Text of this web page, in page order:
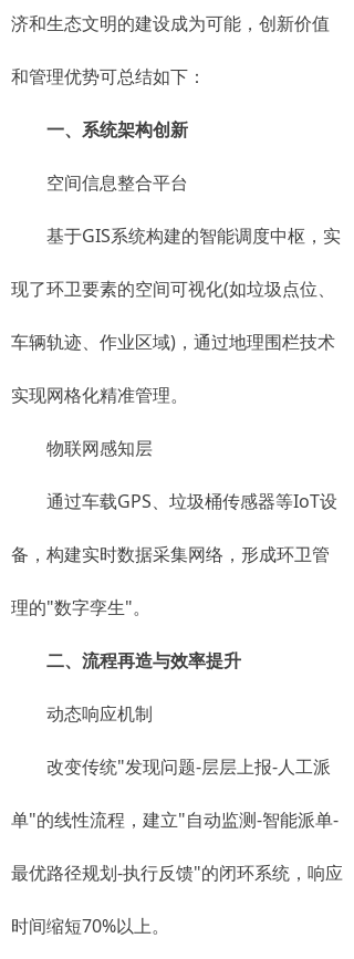
济和生态文明的建设成为可能，创新价值
和管理优势可总结如下：
一、系统架构创新
空间信息整合平台
基于GIS系统构建的智能调度中枢，实
现了环卫要素的空间可视化(如垃圾点位、
车辆轨迹、作业区域)，通过地理围栏技术
实现网格化精准管理。
物联网感知层
通过车载GPS、垃圾桶传感器等IoT设
备，构建实时数据采集网络，形成环卫管
理的"数字孪生"。
二、流程再造与效率提升
动态响应机制
改变传统"发现问题-层层上报-人工派
单"的线性流程，建立"自动监测-智能派单-
最优路径规划-执行反馈"的闭环系统，响应
时间缩短70%以上。